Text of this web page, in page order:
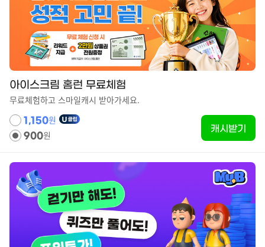
아이스크림 홈런 무료체험
무료체험하고 스마일캐시 받아가세요.
1,150원
900원
캐시받기